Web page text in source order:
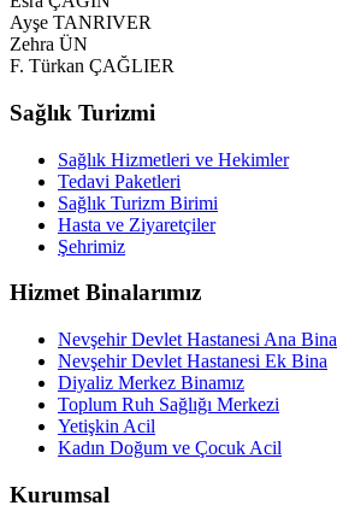
Ayşe TANRIVER
Zehra ÜN
F. Türkan ÇAĞLIER
Sağlık Turizmi
Sağlık Hizmetleri ve Hekimler
Tedavi Paketleri
Sağlık Turizm Birimi
Hasta ve Ziyaretçiler
Şehrimiz
Hizmet Binalarımız
Nevşehir Devlet Hastanesi Ana Bina
Nevşehir Devlet Hastanesi Ek Bina
Diyaliz Merkez Binamız
Toplum Ruh Sağlığı Merkezi
Yetişkin Acil
Kadın Doğum ve Çocuk Acil
Kurumsal